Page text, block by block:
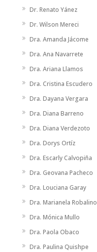
Dr. Renato Yánez
Dr. Wilson Mereci
Dra. Amanda Jácome
Dra. Ana Navarrete
Dra. Ariana Llamos
Dra. Cristina Escudero
Dra. Dayana Vergara
Dra. Diana Barreno
Dra. Diana Verdezoto
Dra. Dorys Ortíz
Dra. Escarly Calvopiña
Dra. Geovana Pacheco
Dra. Louciana Garay
Dra. Marianela Robalino
Dra. Mónica Mullo
Dra. Paola Obaco
Dra. Paulina Quishpe